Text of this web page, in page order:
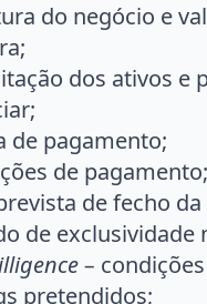
do negócio e
dos ativos e
de pagamento;
de pagamento;
de fecho
de exclusividade
–
pretendidos;